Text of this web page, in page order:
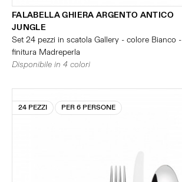
FALABELLA GHIERA ARGENTO ANTICO
JUNGLE
Set 24 pezzi in scatola Gallery - colore Bianco -
finitura Madreperla
Disponibile in 4 colori
24 PEZZI PER 6 PERSONE